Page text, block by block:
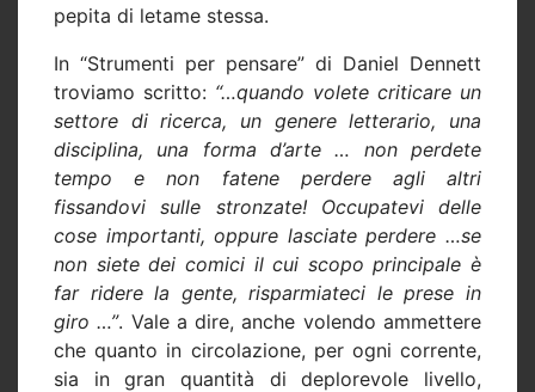
pepita di letame stessa.
In “Strumenti per pensare” di Daniel Dennett
troviamo scritto: “…quando volete criticare un
settore di ricerca, un genere letterario, una
disciplina, una forma d’arte … non perdete
tempo e non fatene perdere agli altri
fissandovi sulle stronzate! Occupatevi delle
cose importanti, oppure lasciate perdere …se
non siete dei comici il cui scopo principale è
far ridere la gente, risparmiateci le prese in
giro …”. Vale a dire, anche volendo ammettere
che quanto in circolazione, per ogni corrente,
sia in gran quantità di deplorevole livello,